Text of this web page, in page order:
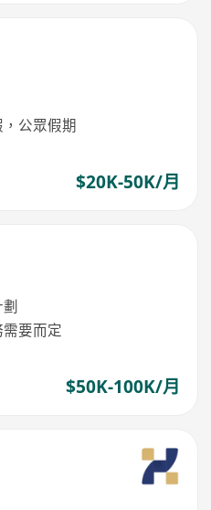
公眾假期
$20K-50K/月
要而定
$50K-100K/月